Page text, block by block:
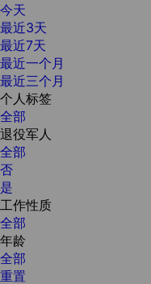
今天
最近3天
最近7天
最近一个月
最近三个月
个人标签
全部
退役军人
全部
否
是
工作性质
全部
年龄
全部
重置